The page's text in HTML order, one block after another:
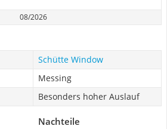
08/2026
Schütte Window
Messing
Besonders hoher Auslauf
Nachteile